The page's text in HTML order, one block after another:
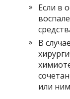
Если в
В
или